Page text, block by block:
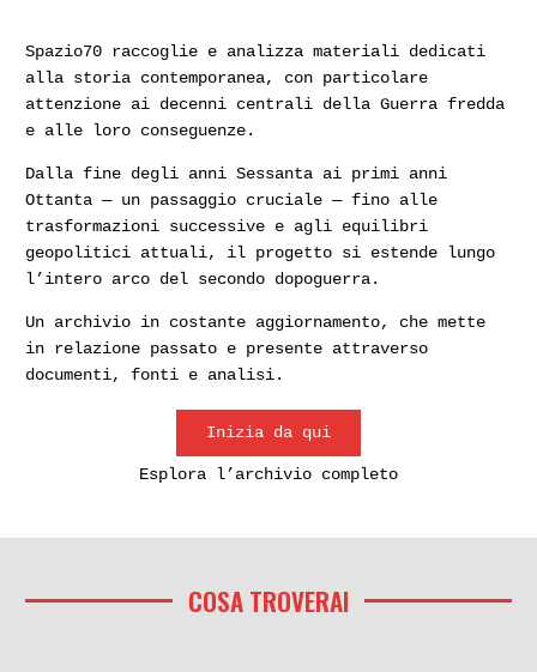
Spazio70 raccoglie e analizza materiali dedicati
alla storia contemporanea, con particolare
attenzione ai decenni centrali della Guerra fredda
e alle loro conseguenze.
Dalla fine degli anni Sessanta ai primi anni
Ottanta — un passaggio cruciale — fino alle
trasformazioni successive e agli equilibri
geopolitici attuali, il progetto si estende lungo
l’intero arco del secondo dopoguerra.
Un archivio in costante aggiornamento, che mette
in relazione passato e presente attraverso
documenti, fonti e analisi.
Inizia da qui
Esplora l’archivio completo
COSA TROVERAI